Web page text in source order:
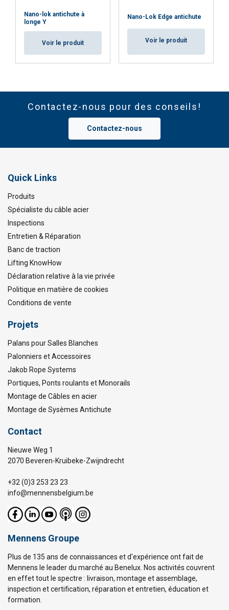
Nano-lok antichute à
longe Y
Voir le produit
Nano-Lok Edge antichute
Voir le produit
Contactez-nous pour des conseils!
Contactez-nous
Quick Links
Produits
Spécialiste du câble acier
Inspections
Entretien & Réparation
Banc de traction
Lifting KnowHow
Déclaration relative à la vie privée
Politique en matière de cookies
Conditions de vente
Projets
Palans pour Salles Blanches
Palonniers et Accessoires
Jakob Rope Systems
Portiques, Ponts roulants et Monorails
Montage de Câbles en acier
Montage de Sysèmes Antichute
Contact
Nieuwe Weg 1
2070 Beveren-Kruibeke-Zwijndrecht
+32 (0)3 253 23 23
info@mennensbelgium.be
Mennens Groupe
Plus de 135 ans de connaissances et d'expérience ont fait de
Mennens le leader du marché au Benelux. Nos activités couvrent
en effet tout le spectre : livraison, montage et assemblage,
inspection et certification, réparation et entretien, éducation et
formation.